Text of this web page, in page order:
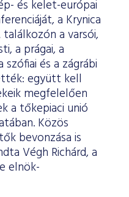
és kelet-európai
a Krynica
a varsói,
a prágai, a
szófiai és a zágrábi
együtt kell
megfelelően
a tőkepiaci unió
Közös
bevonzása is
Végh Richárd, a
elnök-